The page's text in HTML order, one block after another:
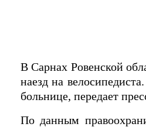
В Сарнах Ровенской
наезд на
больнице, передает
По данным